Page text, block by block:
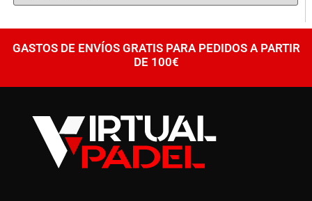
GASTOS DE ENVÍOS GRATIS PARA PEDIDOS A PARTIR
DE 100€